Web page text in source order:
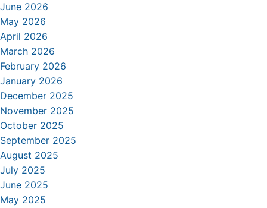
June 2026
May 2026
April 2026
March 2026
February 2026
January 2026
December 2025
November 2025
October 2025
September 2025
August 2025
July 2025
June 2025
May 2025